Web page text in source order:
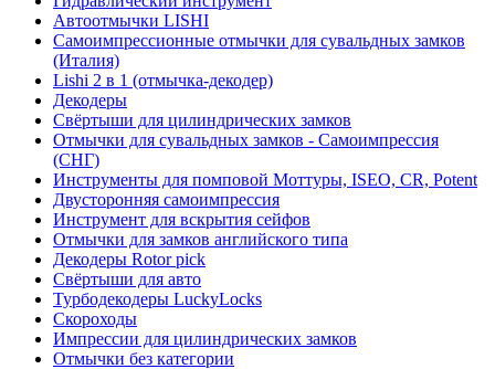
Автоотмычки LISHI
Самоимпрессионные отмычки для сувальдных замков
(Италия)
Lishi 2 в 1 (отмычка-декодер)
Декодеры
Свёртыши для цилиндрических замков
Отмычки для сувальдных замков - Самоимпрессия
(СНГ)
Инструменты для помповой Моттуры, ISEO, CR, Potent
Двусторонняя самоимпрессия
Инструмент для вскрытия сейфов
Отмычки для замков английского типа
Декодеры Rotor pick
Свёртыши для авто
Турбодекодеры LuckyLocks
Скороходы
Импрессии для цилиндрических замков
Отмычки без категории